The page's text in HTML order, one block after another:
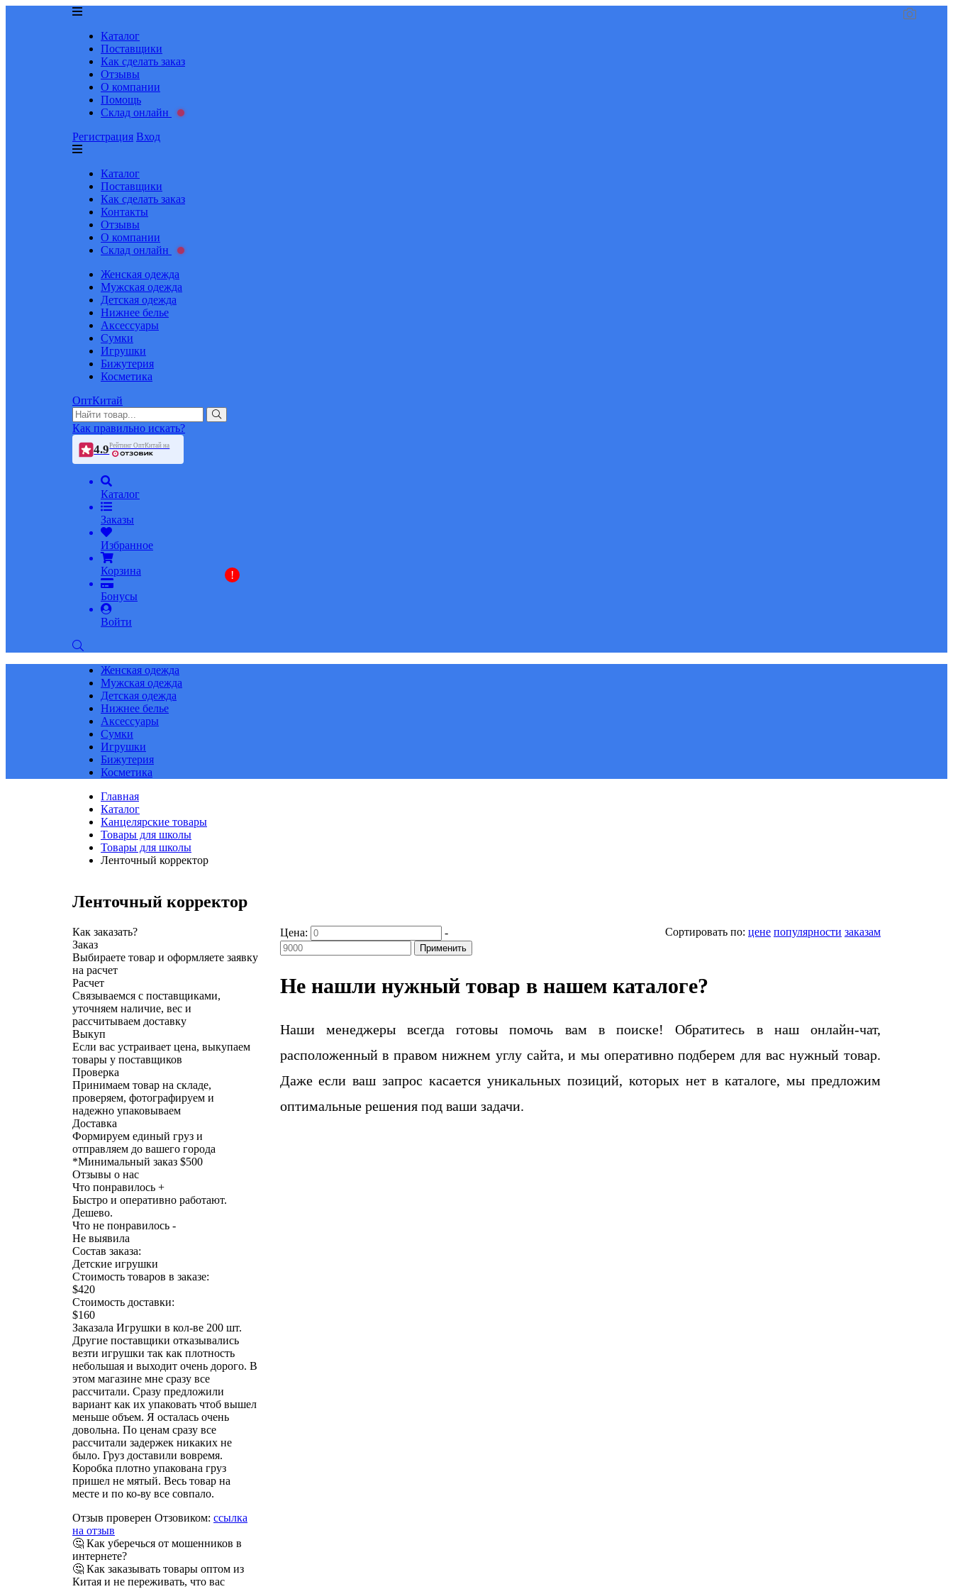
Каталог
Поставщики
Как сделать заказ
Отзывы
О компании
Помощь
Склад онлайн
Регистрация Вход
Каталог
Поставщики
Как сделать заказ
Контакты
Отзывы
О компании
Склад онлайн
Женская одежда
Мужская одежда
Детская одежда
Нижнее белье
Аксессуары
Сумки
Игрушки
Бижутерия
Косметика
ОптКитай
Как правильно искать?
4.9Рейтинг ОптКитай на
Каталог
Заказы
Избранное
Корзина
Бонусы
!
Войти
Женская одежда
Мужская одежда
Детская одежда
Нижнее белье
Аксессуары
Сумки
Игрушки
Бижутерия
Косметика
Главная
Каталог
Канцелярские товары
Товары для школы
Товары для школы
Ленточный корректор
Ленточный корректор
Как заказать?
Заказ
Выбираете товар и оформляете заявку
на расчет
Расчет
Связываемся с поставщиками,
уточняем наличие, вес и
рассчитываем доставку
Выкуп
Если вас устраивает цена, выкупаем
товары у поставщиков
Проверка
Принимаем товар на складе,
проверяем, фотографируем и
надежно упаковываем
Доставка
Формируем единый груз и
отправляем до вашего города
*Минимальный заказ $500
Отзывы о нас
Что понравилось +
Быстро и оперативно работают.
Дешево.
Что не понравилось -
Не выявила
Состав заказа:
Детские игрушки
Стоимость товаров в заказе:
$420
Стоимость доставки:
$160
Заказала Игрушки в кол-ве 200 шт.
Другие поставщики отказывались
везти игрушки так как плотность
небольшая и выходит очень дорого. В
этом магазине мне сразу все
рассчитали. Сразу предложили
вариант как их упаковать чтоб вышел
меньше объем. Я осталась очень
довольна. По ценам сразу все
рассчитали задержек никаких не
было. Груз доставили вовремя.
Коробка плотно упакована груз
пришел не мятый. Весь товар на
месте и по ко-ву все совпало.
Отзыв проверен Отзовиком: ссылка
на отзыв
🤔 Как уберечься от мошенников в
интернете?
🤔 Как заказывать товары оптом из
Китая и не переживать, что вас
Сортировать по: цене популярности заказам
Цена: -
Применить
Не нашли нужный товар в нашем каталоге?
Наши менеджеры всегда готовы помочь вам в поиске! Обратитесь в наш онлайн-чат,
расположенный в правом нижнем углу сайта, и мы оперативно подберем для вас нужный товар.
Даже если ваш запрос касается уникальных позиций, которых нет в каталоге, мы предложим
оптимальные решения под ваши задачи.